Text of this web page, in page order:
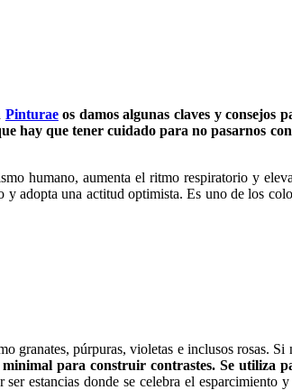
Pinturaeos damos algunas claves y consejos
hay que tener cuidado para no pasarnos
humano, aumenta el ritmo respiratorio y
adopta una actitud optimista. Es uno de los
granates, púrpuras, violetas e inclusos rosas. Si
para construir contrastes. Se utiliza
ser estancias donde se celebra el esparcimiento y